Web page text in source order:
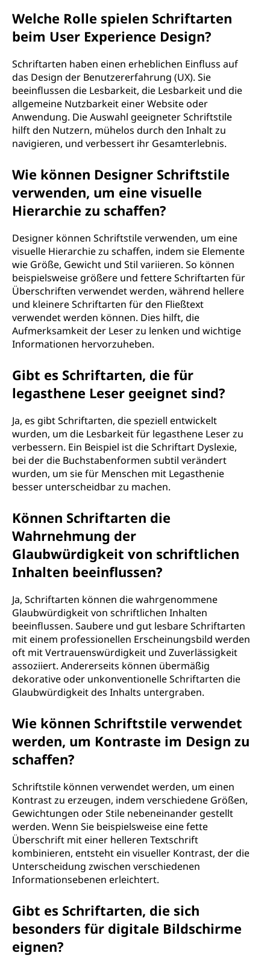
Welche Rolle spielen Schriftarten
beim User Experience Design?
Schriftarten haben einen erheblichen Einfluss auf
das Design der Benutzererfahrung (UX). Sie
beeinflussen die Lesbarkeit, die Lesbarkeit und die
allgemeine Nutzbarkeit einer Website oder
Anwendung. Die Auswahl geeigneter Schriftstile
hilft den Nutzern, mühelos durch den Inhalt zu
navigieren, und verbessert ihr Gesamterlebnis.
Wie können Designer Schriftstile
verwenden, um eine visuelle
Hierarchie zu schaffen?
Designer können Schriftstile verwenden, um eine
visuelle Hierarchie zu schaffen, indem sie Elemente
wie Größe, Gewicht und Stil variieren. So können
beispielsweise größere und fettere Schriftarten für
Überschriften verwendet werden, während hellere
und kleinere Schriftarten für den Fließtext
verwendet werden können. Dies hilft, die
Aufmerksamkeit der Leser zu lenken und wichtige
Informationen hervorzuheben.
Gibt es Schriftarten, die für
legasthene Leser geeignet sind?
Ja, es gibt Schriftarten, die speziell entwickelt
wurden, um die Lesbarkeit für legasthene Leser zu
verbessern. Ein Beispiel ist die Schriftart Dyslexie,
bei der die Buchstabenformen subtil verändert
wurden, um sie für Menschen mit Legasthenie
besser unterscheidbar zu machen.
Können Schriftarten die
Wahrnehmung der
Glaubwürdigkeit von schriftlichen
Inhalten beeinflussen?
Ja, Schriftarten können die wahrgenommene
Glaubwürdigkeit von schriftlichen Inhalten
beeinflussen. Saubere und gut lesbare Schriftarten
mit einem professionellen Erscheinungsbild werden
oft mit Vertrauenswürdigkeit und Zuverlässigkeit
assoziiert. Andererseits können übermäßig
dekorative oder unkonventionelle Schriftarten die
Glaubwürdigkeit des Inhalts untergraben.
Wie können Schriftstile verwendet
werden, um Kontraste im Design zu
schaffen?
Schriftstile können verwendet werden, um einen
Kontrast zu erzeugen, indem verschiedene Größen,
Gewichtungen oder Stile nebeneinander gestellt
werden. Wenn Sie beispielsweise eine fette
Überschrift mit einer helleren Textschrift
kombinieren, entsteht ein visueller Kontrast, der die
Unterscheidung zwischen verschiedenen
Informationsebenen erleichtert.
Gibt es Schriftarten, die sich
besonders für digitale Bildschirme
eignen?